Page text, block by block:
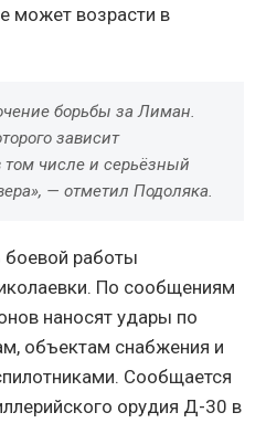
может возрасти в
борьбы за Лиман.
зависит
том числе и серьёзный
— отметил Подоляка.
боевой работы
По сообщениям
наносят удары по
объектам снабжения и
Сообщается
орудия Д-30 в